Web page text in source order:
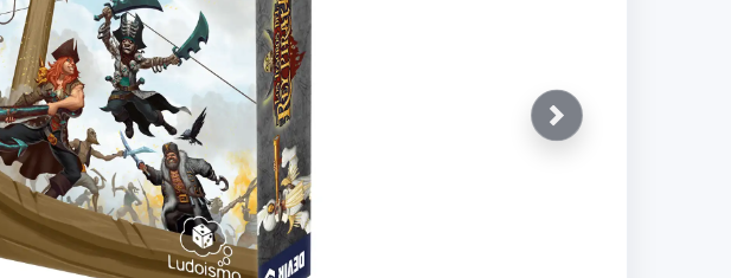
Siguiente